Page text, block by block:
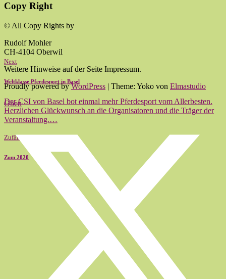
Copy Right
© All Copy Rights by
Rudolf Mohler
CH-4104 Oberwil
Weitere Hinweise auf der Seite Impressum.
Proudly powered byWordPress | Theme: Yoko von Elmastudio
Oben
Next
Weltklasse Pferdesport in Basel
Der CSI von Basel bot einmal mehr Pferdesport vom Allerbesten.
Herzlichen Glückwunsch an die Organisatoren und die Träger der
Veranstaltung.…
Zufällig
Zum 2020